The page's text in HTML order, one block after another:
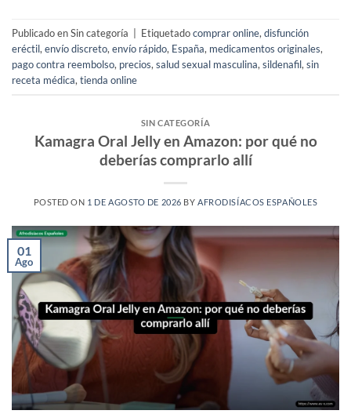
Publicado en Sin categoría | Etiquetadocomprar online, disfunción
eréctil, envío discreto, envío rápido, España, medicamentos originales,
pago contra reembolso, precios, salud sexual masculina, sildenafil, sin
receta médica, tienda online
SIN CATEGORÍA
Kamagra Oral Jelly en Amazon: por qué no
deberías comprarlo allí
POSTED ON 1 DE AGOSTO DE 2026 BYAFRODISÍACOS ESPAÑOLES
01
Ago